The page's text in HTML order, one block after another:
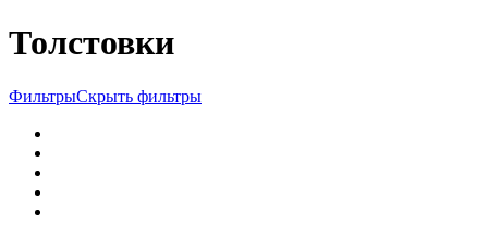
Толстовки
ФильтрыСкрыть фильтры